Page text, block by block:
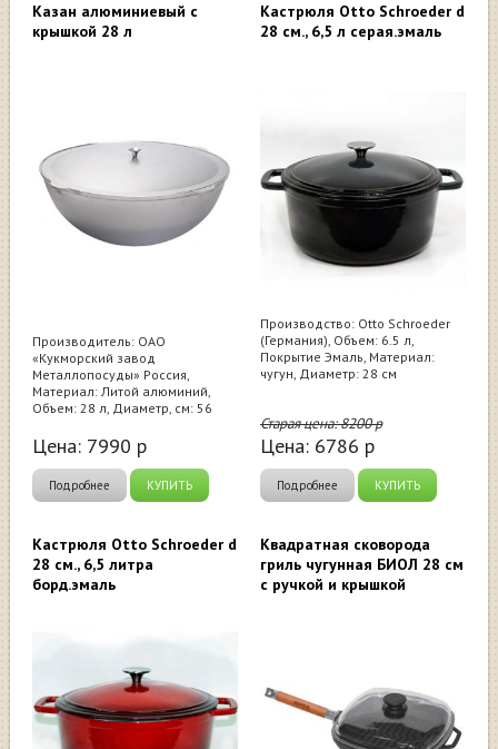
Казан алюминиевый с
крышкой 28 л
Производитель: ОАО
«Кукморский завод
Металлопосуды» Россия,
Материал: Литой алюминий,
Объем: 28 л, Диаметр, см: 56
Цена: 7990 р
Подробнее КУПИТЬ
Кастрюля Otto Schroeder d
28 см., 6,5 л серая.эмаль
Производство: Otto Schroeder
(Германия), Объем: 6.5 л,
Покрытие Эмаль, Материал:
чугун, Диаметр: 28 см
Старая цена:8200р
Цена: 6786 р
Подробнее КУПИТЬ
Кастрюля Otto Schroeder d
28 см., 6,5 литра
борд.эмаль
Квадратная сковорода
гриль чугунная БИОЛ 28 см
с ручкой и крышкой